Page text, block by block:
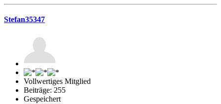
Stefan35347
Vollwertiges Mitglied
Beiträge: 255
Gespeichert